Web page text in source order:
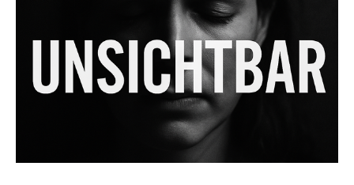
bedeutet. Natürlich ist das auch